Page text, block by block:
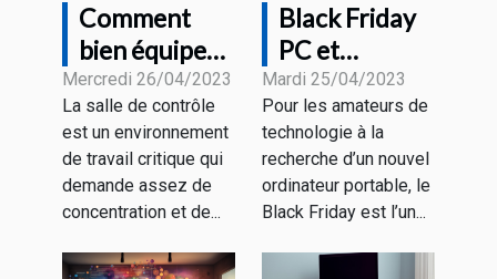
Comment
bien équiper
une salle de
contrôle pour
un bon
rendement ?
Mercredi 26/04/2023
La salle de contrôle
est un environnement
de travail critique qui
demande assez de
concentration et de...
Black Friday
PC et
MacBook : à
quoi
s’attendre
comme
promotions ?
Mardi 25/04/2023
Pour les amateurs de
technologie à la
recherche d’un nouvel
ordinateur portable, le
Black Friday est l’un...